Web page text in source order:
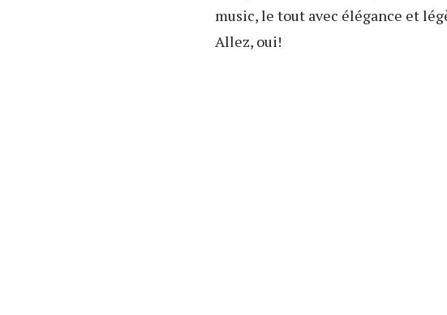
music, le tout avec élégance et
Allez, oui!